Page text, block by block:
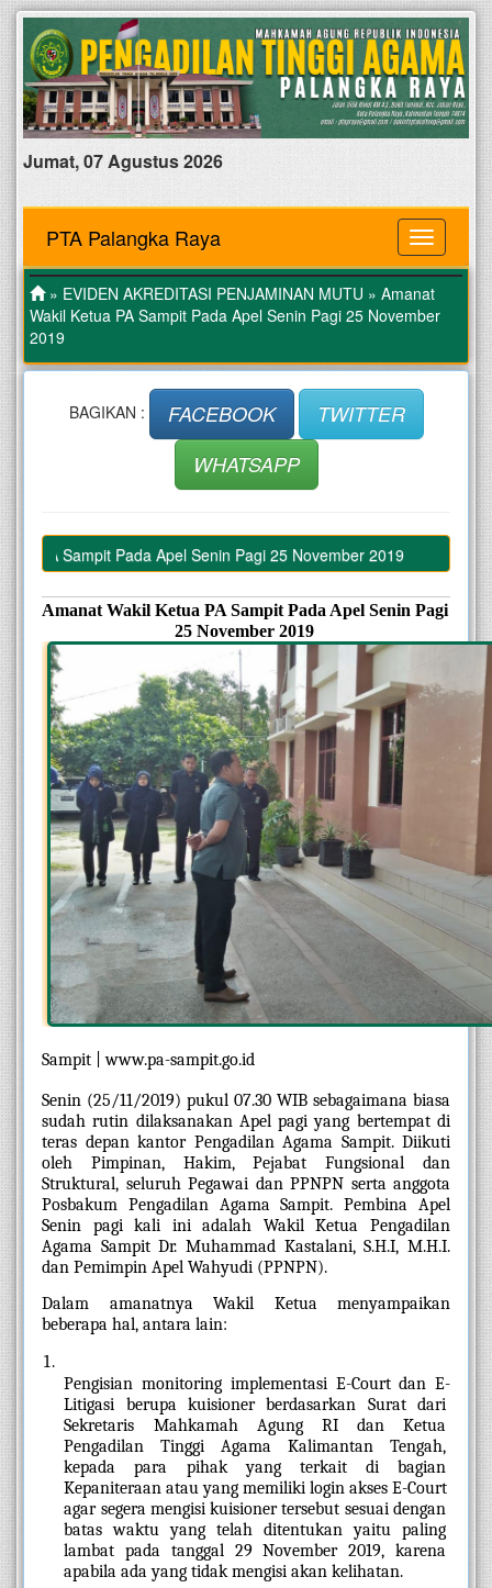
Jumat, 07 Agustus 2026
MENU
PTA Palangka Raya
» EVIDEN AKREDITASI PENJAMINAN MUTU » Amanat
Wakil Ketua PA Sampit Pada Apel Senin Pagi 25 November
2019
BAGIKAN : FACEBOOK
TWITTER
WHATSAPP
Sampit Pada Apel Senin Pagi 25 November 2019
Amanat Wakil Ketua PA Sampit Pada Apel Senin Pagi
25 November 2019
Sampit | www.pa-sampit.go.id
Senin (25/11/2019) pukul 07.30 WIB sebagaimana biasa
sudah rutin dilaksanakan Apel pagi yang bertempat di
teras depan kantor Pengadilan Agama Sampit. Diikuti
oleh Pimpinan, Hakim, Pejabat Fungsional dan
Struktural, seluruh Pegawai dan PPNPN serta anggota
Posbakum Pengadilan Agama Sampit. Pembina Apel
Senin pagi kali ini adalah Wakil Ketua Pengadilan
Agama Sampit Dr. Muhammad Kastalani, S.H.I, M.H.I.
dan Pemimpin Apel Wahyudi (PPNPN).
Dalam amanatnya Wakil Ketua menyampaikan
beberapa hal, antara lain:
Pengisian monitoring implementasi E-Court dan E-
Litigasi berupa kuisioner berdasarkan Surat dari
Sekretaris Mahkamah Agung RI dan Ketua
Pengadilan Tinggi Agama Kalimantan Tengah,
kepada para pihak yang terkait di bagian
Kepaniteraan atau yang memiliki login akses E-Court
agar segera mengisi kuisioner tersebut sesuai dengan
batas waktu yang telah ditentukan yaitu paling
lambat pada tanggal 29 November 2019, karena
apabila ada yang tidak mengisi akan kelihatan.